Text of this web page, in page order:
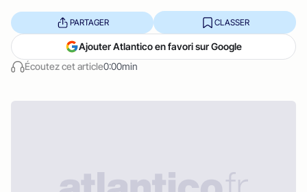
Écoutez cet article0:00min
PARTAGER CLASSER
Ajouter Atlantico en favori sur Google